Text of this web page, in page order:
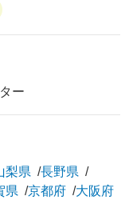
ー
梨県
長野県
県 京都府 大阪府